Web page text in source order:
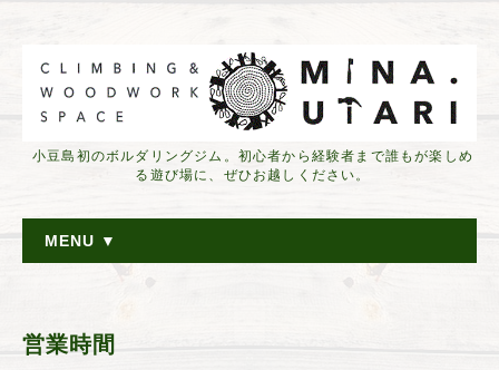
小豆島初のボルダリングジム。初心者から経験者まで誰もが楽しめ
る遊び場に、ぜひお越しください。
MENU ▼
営業時間